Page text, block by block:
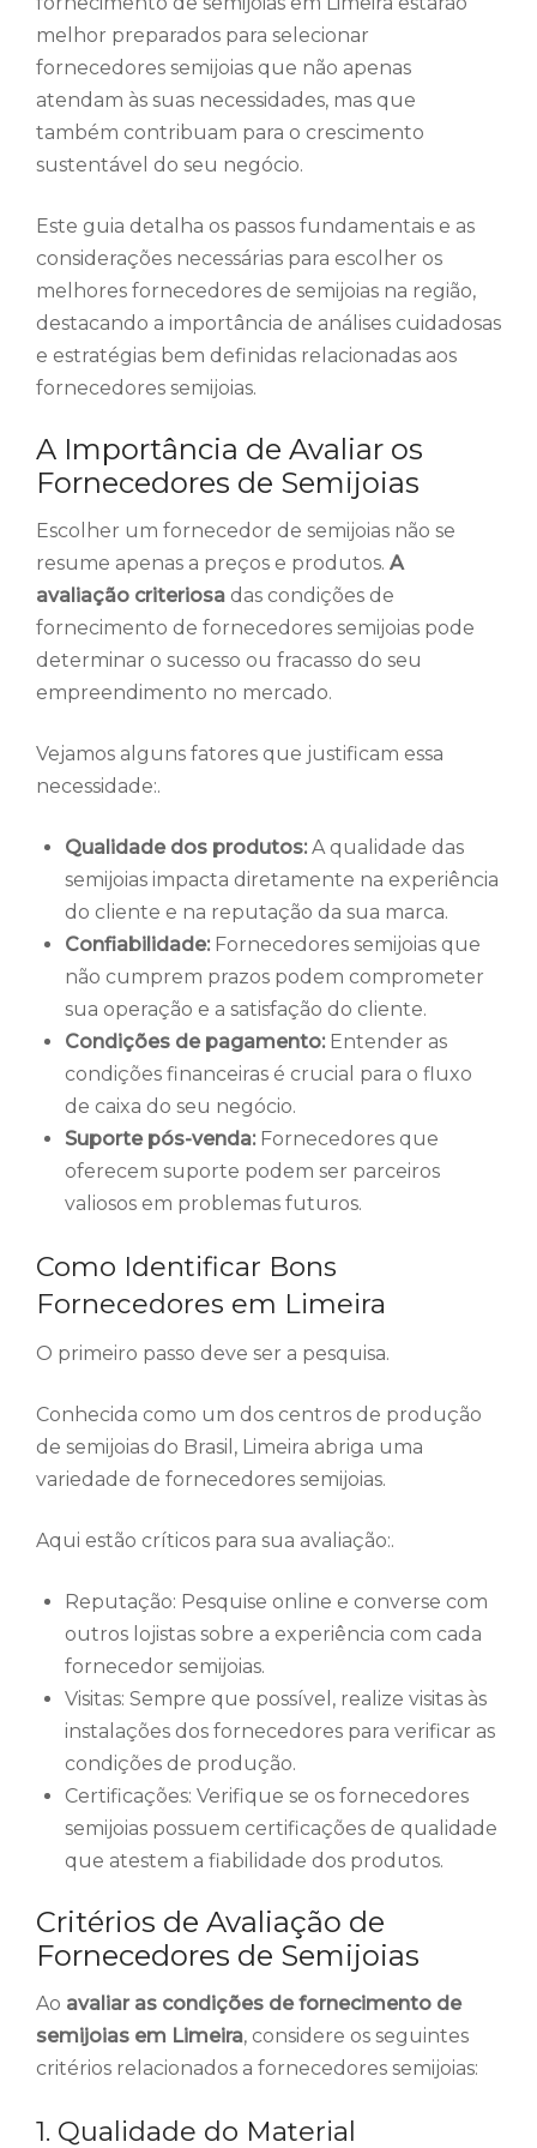
melhor preparados para selecionar
fornecedores semijoias que não apenas
atendam às suas necessidades, mas que
também contribuam para o crescimento
sustentável do seu negócio.
Este guia detalha os passos fundamentais e as
considerações necessárias para escolher os
melhores fornecedores de semijoias na região,
destacando a importância de análises cuidadosas
e estratégias bem definidas relacionadas aos
fornecedores semijoias.
A Importância de Avaliar os
Fornecedores de Semijoias
Escolher um fornecedor de semijoias não se
resume apenas a preços e produtos. A
avaliação criteriosa das condições de
fornecimento de fornecedores semijoias pode
determinar o sucesso ou fracasso do seu
empreendimento no mercado.
Vejamos alguns fatores que justificam essa
necessidade:.
Qualidade dos produtos:A qualidade das
semijoias impacta diretamente na experiência
do cliente e na reputação da sua marca.
Confiabilidade:Fornecedores semijoias que
não cumprem prazos podem comprometer
sua operação e a satisfação do cliente.
Condições de pagamento:Entender as
condições financeiras é crucial para o fluxo
de caixa do seu negócio.
Suporte pós-venda:Fornecedores que
oferecem suporte podem ser parceiros
valiosos em problemas futuros.
Como Identificar Bons
Fornecedores em Limeira
O primeiro passo deve ser a pesquisa.
Conhecida como um dos centros de produção
de semijoias do Brasil, Limeira abriga uma
variedade de fornecedores semijoias.
Aqui estão críticos para sua avaliação:.
Reputação: Pesquise online e converse com
outros lojistas sobre a experiência com cada
fornecedor semijoias.
Visitas: Sempre que possível, realize visitas às
instalações dos fornecedores para verificar as
condições de produção.
Certificações: Verifique se os fornecedores
semijoias possuem certificações de qualidade
que atestem a fiabilidade dos produtos.
Critérios de Avaliação de
Fornecedores de Semijoias
Ao avaliar as condições de fornecimento de
semijoias em Limeira, considere os seguintes
critérios relacionados a fornecedores semijoias:
1. Qualidade do Material